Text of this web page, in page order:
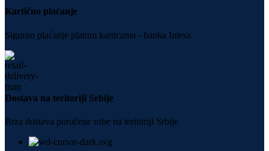
Kartično plaćanje
Sigurno plaćanje platnm karticama - banka Intesa
Dostava na teritoriji Srbije
Brza dostava poručene robe na teritoriji Srbije